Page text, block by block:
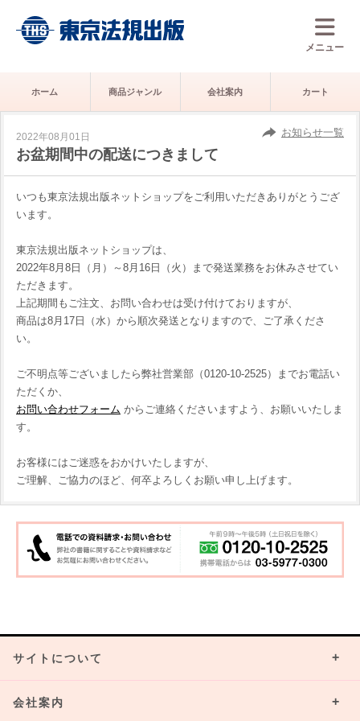
メニュー
ホーム 商品ジャンル 会社案内 カート
お知らせ一覧
2022年08月01日
お盆期間中の配送につきまして
いつも東京法規出版ネットショップをご利用いただきありがとうござ
います。
東京法規出版ネットショップは、
2022年8月8日（月）～8月16日（火）まで発送業務をお休みさせてい
ただきます。
上記期間もご注文、お問い合わせは受け付けておりますが、
商品は8月17日（水）から順次発送となりますので、ご了承くださ
い。
ご不明点等ございましたら弊社営業部（0120-10-2525）までお電話い
ただくか、
お問い合わせフォーム からご連絡くださいますよう、お願いいたしま
す。
お客様にはご迷惑をおかけいたしますが、
ご理解、ご協力のほど、何卒よろしくお願い申し上げます。
サイトについて
会社案内